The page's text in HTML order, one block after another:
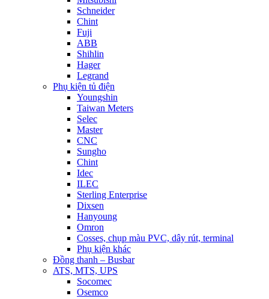
Schneider
Chint
Fuji
ABB
Shihlin
Hager
Legrand
Phụ kiện tủ điện
Youngshin
Taiwan Meters
Selec
Master
CNC
Sungho
Chint
Idec
ILEC
Sterling Enterprise
Dixsen
Hanyoung
Omron
Cosses, chụp màu PVC, dây rút, terminal
Phụ kiện khác
Đồng thanh – Busbar
ATS, MTS, UPS
Socomec
Osemco